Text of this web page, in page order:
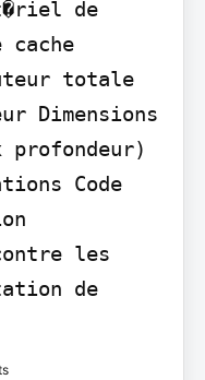
de
totale
Dimensions
Code
les
de